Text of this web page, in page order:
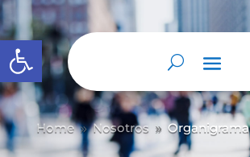
Abrir barra de herramientas
Home 9 Nosotros 9 Organigrama